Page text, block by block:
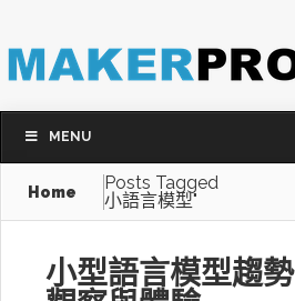
MENU
Home
Posts Tagged
小語言模型"
小型語言模型趨勢